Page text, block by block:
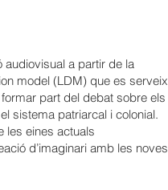
audiovisual a partir de la
model (LDM) que es serveix
part del debat sobre els
sistema patriarcal i colonial.
les eines actuals
d’imaginari amb les noves